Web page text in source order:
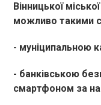
Вінницької
можливо такими
- муніципальною
- банківською
смартфоном за